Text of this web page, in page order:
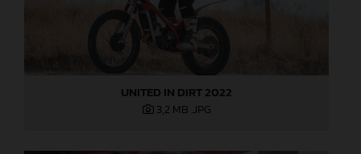
UNITED IN DIRT 2022
3,2 MB .JPG